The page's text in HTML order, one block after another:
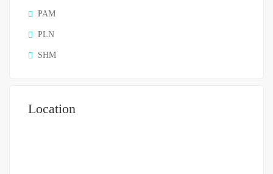
PAM
PLN
SHM
Location